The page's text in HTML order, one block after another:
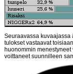
Seuraavassa kuvaajassa
tulokset vastaavat
huonommin
voittaneet suunnilleen